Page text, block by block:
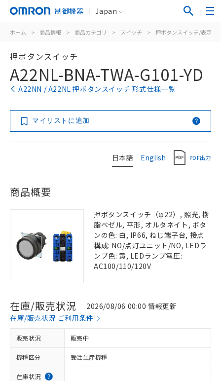
制御機器 Japan
ホーム > 商品情報 > 商品カテゴリ > スイッチ > 押ボタンスイッチ/表示灯
押ボタンスイッチ
A22NL-BNA-TWA-G101-YD
A22NN / A22NL 押ボタンスイッチ 形式仕様一覧
マイリストに追加
日本語 English PDF出力
商品概要
押ボタンスイッチ（φ22）, 照光, 樹
脂ベゼル, 平形, オルタネイト, ボタ
ンの色: 白, IP66, ねじ端子台, 接点
構成: NO/点灯ユニット/NO, LEDラ
ンプ色: 黄, LEDランプ電圧:
AC100/110/120V
在庫/販売状況
2026/08/06 00:00 情報更新
在庫/販売状況 ご利用条件
販売状況 販売中
機種区分 受注生産機種
在庫状況